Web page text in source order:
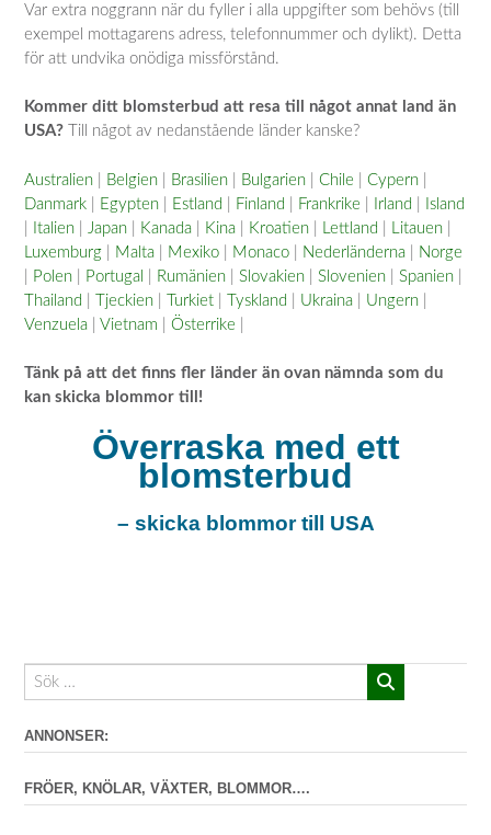
Var extra noggrann när du fyller i alla uppgifter som behövs (till
exempel mottagarens adress, telefonnummer och dylikt). Detta
för att undvika onödiga missförstånd.
Kommer ditt blomsterbud att resa till något annat land än
USA? Till något av nedanstående länder kanske?
Australien Belgien Brasilien Bulgarien Chile Cypern
Danmark
Egypten Estland Finland Frankrike Irland
Island
Italien Japan Kanada Kina Kroatien Lettland Litauen
Luxemburg
Malta Mexiko Monaco Nederländerna
Norge
Polen Portugal Rumänien Slovakien Slovenien Spanien
Thailand
Tjeckien Turkiet Tyskland Ukraina Ungern
Venzuela
Vietnam Österrike
Tänk på att det finns fler länder än ovan nämnda som du
kan skicka blommor till!
Överraska med ett
blomsterbud
– skicka blommor till USA
ANNONSER:
FRÖER, KNÖLAR, VÄXTER, BLOMMOR….